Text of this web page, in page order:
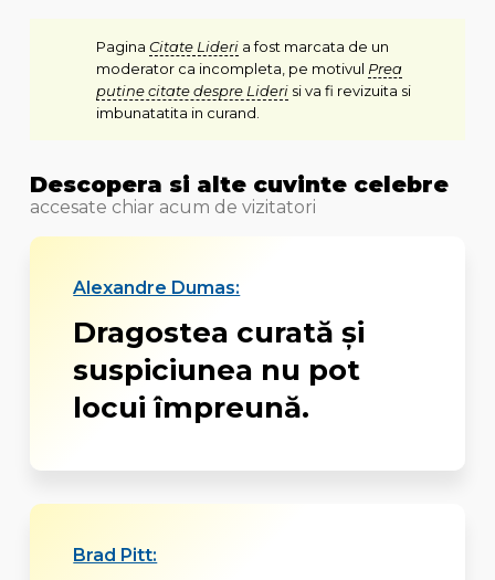
Pagina Citate Lideria fost marcata de un
moderator ca incompleta, pe motivul Prea
putine citate despre Liderisi va fi revizuita si
imbunatatita in curand.
Descopera si alte cuvinte celebre
accesate chiar acum de vizitatori
Alexandre Dumas:
Dragostea curată și
suspiciunea nu pot
locui împreună.
Brad Pitt: